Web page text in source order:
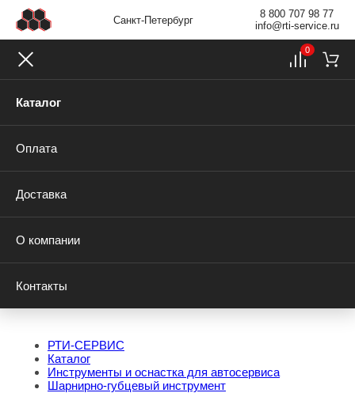
Санкт-Петербург
8 800 707 98 77
info@rti-service.ru
Каталог
Оплата
Доставка
О компании
Контакты
0
РТИ-СЕРВИС
Каталог
Инструменты и оснастка для автосервиса
Шарнирно-губцевый инструмент